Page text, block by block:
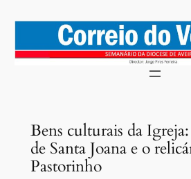
Bens culturais da
de Santa Joana e o
Pastorinho